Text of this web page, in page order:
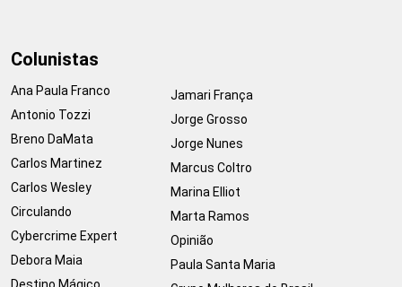
Colunistas
Ana Paula Franco
Antonio Tozzi
Breno DaMata
Carlos Martinez
Carlos Wesley
Circulando
Cybercrime Expert
Debora Maia
Jamari França
Jorge Grosso
Jorge Nunes
Marcus Coltro
Marina Elliot
Marta Ramos
Opinião
Paula Santa Maria